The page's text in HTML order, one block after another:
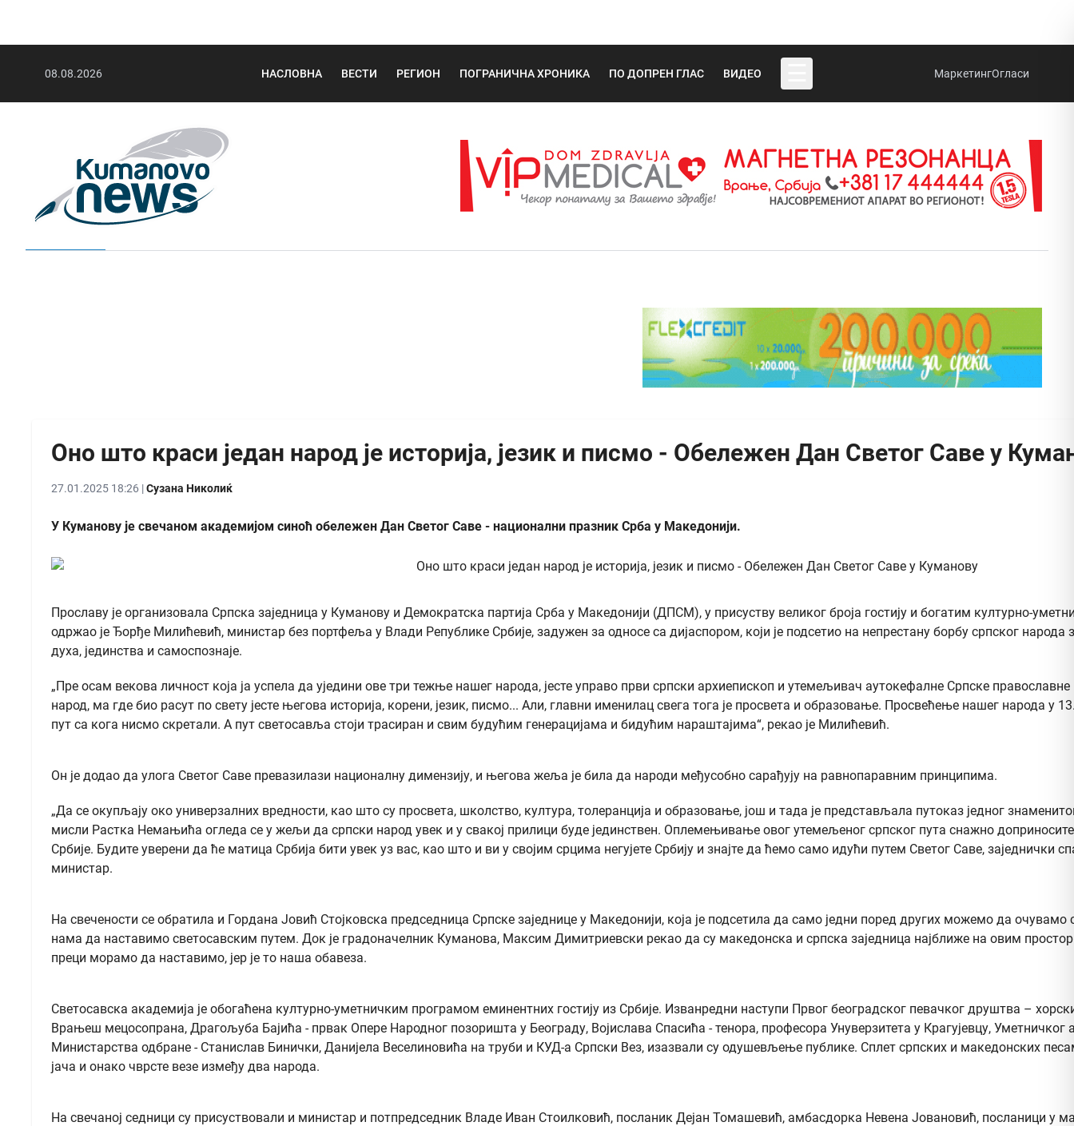
08.08.2026 НАСЛОВНА ВЕСТИ РЕГИОН ПОГРАНИЧНА ХРОНИКА ПО ДОПРЕН ГЛАС ВИДЕО МаркетингОгласи
Оно што краси један народ је историја, језик и писмо - Обележен Дан Светог Саве у
27.01.2025 18:26 |Сузана Николиќ
У Куманову је свечаном академијом синоћ обележен Дан Светог Саве - национални празник Срба у Македонији.
Прославу је организовала Српска заједница у Куманову и Демократска партија Срба у Македонији (ДПСМ), у присуству великог броја гостију и богатим културно-
одржао је Ђорђе Милићевић, министар без портфеља у Влади Републике Србије, задужен за односе са дијаспором, који је подсетио на непрестану борбу српског
духа, јединства и самоспознаје.
„Пре осам векова личност која ја успела да уједини ове три тежње нашег народа, јесте управо први српски архиепископ и утемељивач аутокефалне Српске
народ, ма где био расут по свету јесте његова историја, корени, језик, писмо... Али, главни именилац свега тога је просвета и образовање. Просвећење нашег народа у
пут са кога нисмо скретали. А пут светосавља стоји трасиран и свим будућим генерацијама и бидућим нараштајима“, рекао је Милићевић.
Он је додао да улога Светог Саве превазилази националну димензију, и његова жеља је била да народи међусобно сарађују на равнопаравним принципима.
„Да се окупљају око универзалних вредности, као што су просвета, школство, култура, толеранција и образовање, још и тада је представљала путоказ једног
мисли Растка Немањића огледа се у жељи да српски народ увек и у свакој прилици буде јединствен. Оплемењивање овог утемељеног српског пута снажно
Србије. Будите уверени да ће матица Србија бити увек уз вас, као што и ви у својим срцима негујете Србију и знајте да ћемо само идући путем Светог Саве, заједнички
министар.
На свечености се обратила и Гордана Јовић Стојковска председница Српске заједнице у Македонији, која је подсетила да само једни поред других можемо да очувамо
нама да наставимо светосавским путем. Док је градоначелник Куманова, Максим Димитриевски рекао да су македонска и српска заједница најближе на овим
преци морамо да наставимо, јер је то наша обавеза.
Светосавска академија је обогаћена културно-уметничким програмом еминентних гостију из Србије. Изванредни наступи Првог београдског певачког друштва –
Врањеш мецосопрана, Драгољуба Бајића - првак Опере Народног позоришта у Београду, Војислава Спасића - тенора, професора Унуверзитета у Крагујевцу, Уметничког
Министарства одбране - Станислав Бинички, Данијела Веселиновића на труби и КУД-а Српски Вез, изазвали су одушевљење публике. Сплет српских и македонских
јача и онако чврсте везе између два народа.
На свечаној седници су присуствовали и министар и потпредседник Владе Иван Стоилковић, посланик Дејан Томашевић, амбасдорка Невена Јовановић, посланици у